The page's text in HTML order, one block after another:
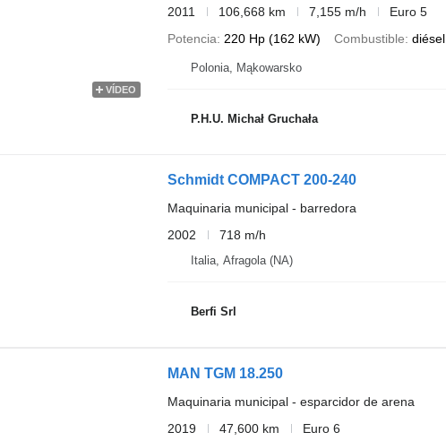
VÍDEO
2011
106,668 km 7,155 m/h
Euro 5
Potencia
220 Hp (162 kW) Combustible diésel
Polonia, Mąkowarsko
P.H.U. Michał Gruchała
Schmidt COMPACT 200-240
Maquinaria municipal - barredora
2002
718 m/h
Italia, Afragola (NA)
Berfi Srl
MAN TGM 18.250
Maquinaria municipal - esparcidor de arena
2019
47,600 km
Euro 6